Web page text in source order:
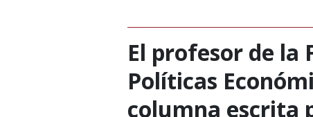
El profesor de la
Políticas
columna escrita